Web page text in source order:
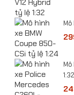
Mô
​Mô
1:32